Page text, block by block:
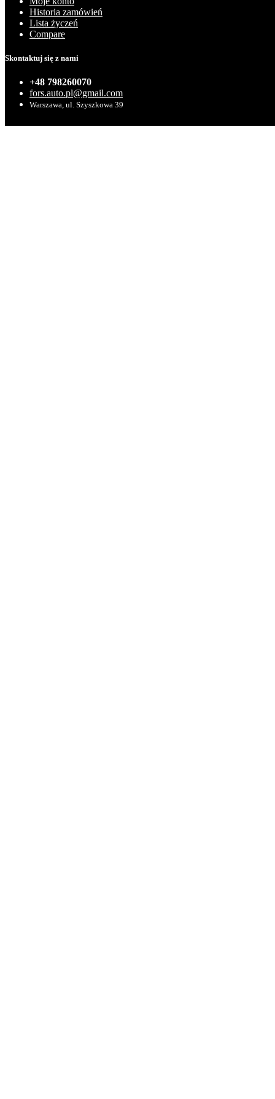
Historia zamówień
Lista życzeń
Compare
Skontaktuj się z nami
+48 798260070
fors.auto.pl@gmail.com
Warszawa, ul. Szyszkowa 39